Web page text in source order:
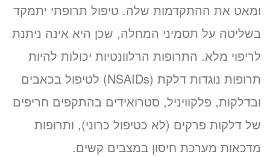
ומאט את ההתקדמות שלה. טיפול תרופתי יתמקד
בשליטה על תסמיני המחלה, שכן היא אינה ניתנת
לריפוי מלא. התרופות הרלוונטיות יכולות להיות
תרופות נוגדות דלקת (NSAIDs) לטיפול בכאבים
ובדלקות, פלקוויניל, סטרואידים בהתקפים חריפים
של דלקות פרקים (לא כטיפול כרוני), ותרופות
מדכאות מערכת חיסון במצבים קשים.